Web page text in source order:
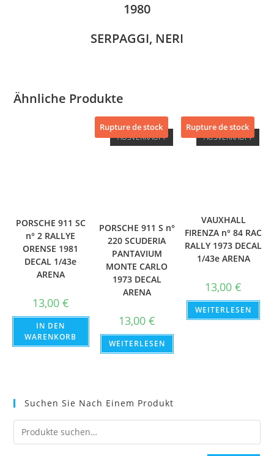
1980
SERPAGGI, NERI
Ähnliche Produkte
PORSCHE 911 SC
n° 2 RALLYE
ORENSE 1981
DECAL 1/43e
ARENA
13,00 €
IN DEN
WARENKORB
Rupture de stock
AUSVERKAUFT
PORSCHE 911 S n°
220 SCUDERIA
PANTAVIUM
MONTE CARLO
1973 DECAL
ARENA
13,00 €
WEITERLESEN
Rupture de stock
AUSVERKAUFT
VAUXHALL
FIRENZA n° 84 RAC
RALLY 1973 DECAL
1/43e ARENA
13,00€
WEITERLESEN
Suchen Sie Nach Einem Produkt